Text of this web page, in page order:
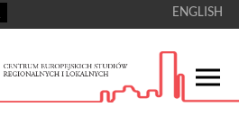
ENGLISH